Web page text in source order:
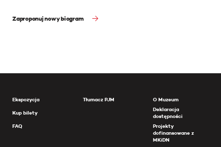
Zaproponuj nowy biogram
Ekspozycja
Kup bilety
FAQ
Tłumacz PJM
O Muzeum
Deklaracja
dostępności
Projekty
dofinansowane z
MKiDN